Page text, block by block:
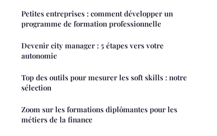
Petites entreprises : comment développer un
programme de formation professionnelle
Devenir city manager : 5 étapes vers votre
autonomie
Top des outils pour mesurer les soft skills : notre
sélection
Zoom sur les formations diplômantes pour les
métiers de la finance